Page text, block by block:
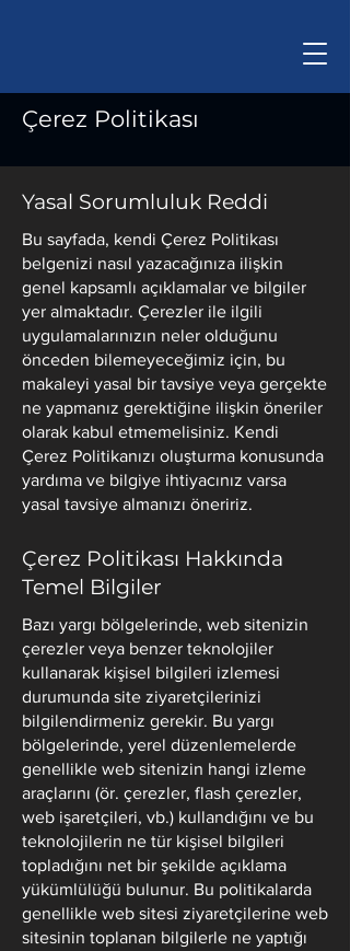
Çerez Politikası
Yasal Sorumluluk Reddi
Bu sayfada, kendi Çerez Politikası
belgenizi nasıl yazacağınıza ilişkin
genel kapsamlı açıklamalar ve bilgiler
yer almaktadır. Çerezler ile ilgili
uygulamalarınızın neler olduğunu
önceden bilemeyeceğimiz için, bu
makaleyi yasal bir tavsiye veya gerçekte
ne yapmanız gerektiğine ilişkin öneriler
olarak kabul etmemelisiniz. Kendi
Çerez Politikanızı oluşturma konusunda
yardıma ve bilgiye ihtiyacınız varsa
yasal tavsiye almanızı öneririz.
Çerez Politikası Hakkında
Temel Bilgiler
Bazı yargı bölgelerinde, web sitenizin
çerezler veya benzer teknolojiler
kullanarak kişisel bilgileri izlemesi
durumunda site ziyaretçilerinizi
bilgilendirmeniz gerekir. Bu yargı
bölgelerinde, yerel düzenlemelerde
genellikle web sitenizin hangi izleme
araçlarını (ör. çerezler, flash çerezler,
web işaretçileri, vb.) kullandığını ve bu
teknolojilerin ne tür kişisel bilgileri
topladığını net bir şekilde açıklama
yükümlülüğü bulunur. Bu politikalarda
genellikle web sitesi ziyaretçilerine web
sitesinin toplanan bilgilerle ne yaptığı